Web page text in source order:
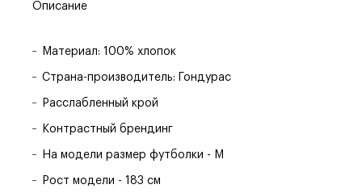
Описание
Материал: 100% хлопок
Страна-производитель: Гондурас
Расслабленный крой
Контрастный брендинг
На модели размер футболки - M
Рост модели - 183 см